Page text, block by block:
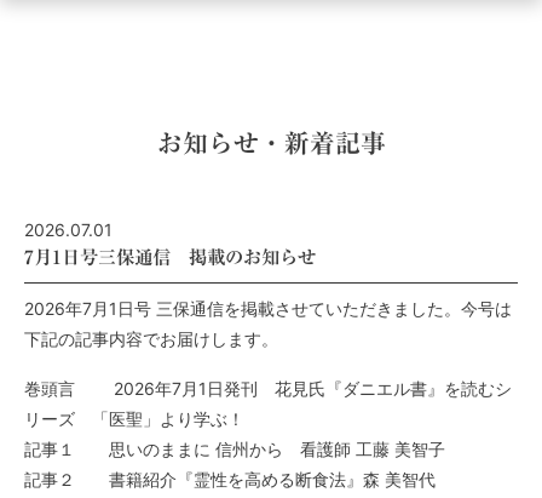
お知らせ・新着記事
2026.07.01
7月1日号三保通信 掲載のお知らせ
2026年7月1日号 三保通信を掲載させていただきました。今号は
下記の記事内容でお届けします。
巻頭言 2026年7月1日発刊 花見氏『ダニエル書』を読むシ
リーズ 「医聖」より学ぶ！
記事１ 思いのままに 信州から 看護師 工藤 美智子
記事２ 書籍紹介『霊性を高める断食法』森 美智代